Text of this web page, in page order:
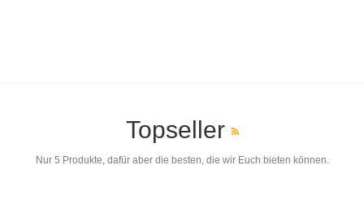
Topseller
Nur 5 Produkte, dafür aber die besten, die wir Euch bieten können.